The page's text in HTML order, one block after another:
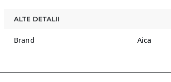
ALTE DETALII
Brand Aica